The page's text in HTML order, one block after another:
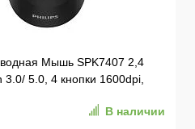
Мышь SPK7407 2,4
3.0/ 5.0, 4 кнопки 1600dpi,
(SPK7407B/ 01)
В наличии